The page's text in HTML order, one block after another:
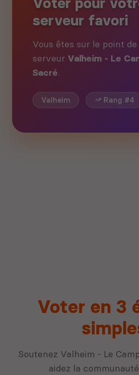
serveur favori
Vous êtes sur le point
serveur Valheim - Le
Sacré.
Valheim Rang #4
Voter en 3
Soutenez Valheim - Le
aidez la